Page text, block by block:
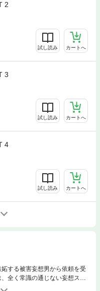
2
試し読み カートへ
3
試し読み カートへ
4
試し読み カートへ
する被害妄想男から依頼を受
全く常識の通じない妄想スト
奇抜で猟奇的な行動に振り